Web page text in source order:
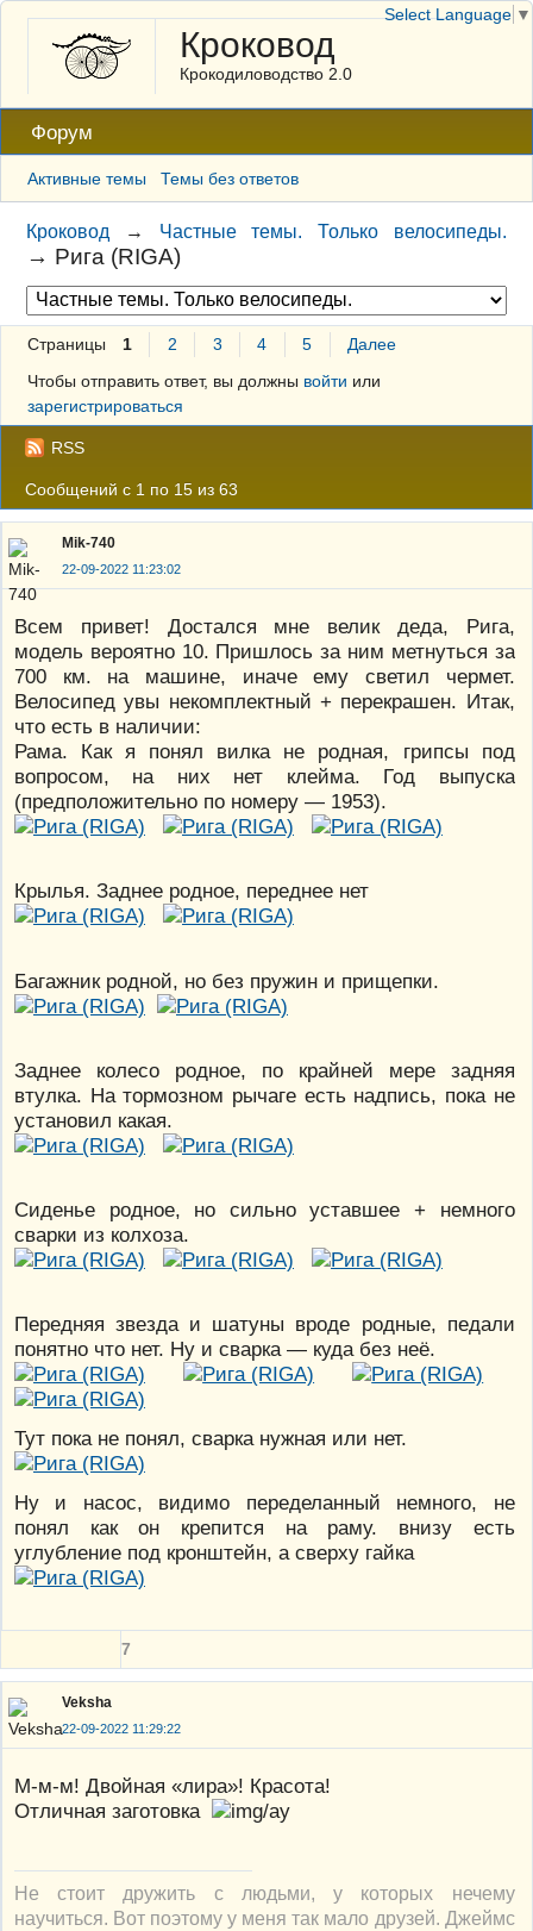
Кроковод
Крокодиловодство 2.0
Форум
Активные темы Темы без ответов
Кроковод → Частные темы. Только велосипеды.
→ Рига (RIGA)
Страницы 1 2 3 4 5
Далее
Чтобы отправить ответ, вы должны войти или
зарегистрироваться
RSS
Сообщений с 1 по 15 из 63
Mik-740
22-09-2022 11:23:02
Всем привет! Достался мне велик деда, Рига,
модель вероятно 10. Пришлось за ним метнуться за
700 км. на машине, иначе ему светил чермет.
Велосипед увы некомплектный + перекрашен. Итак,
что есть в наличии:
Рама. Как я понял вилка не родная, грипсы под
вопросом, на них нет клейма. Год выпуска
(предположительно по номеру — 1953).
Крылья. Заднее родное, переднее нет
Багажник родной, но без пружин и прищепки.
Заднее колесо родное, по крайней мере задняя
втулка. На тормозном рычаге есть надпись, пока не
установил какая.
Сиденье родное, но сильно уставшее + немного
сварки из колхоза.
Передняя звезда и шатуны вроде родные, педали
понятно что нет. Ну и сварка — куда без неё.
Тут пока не понял, сварка нужная или нет.
Ну и насос, видимо переделанный немного, не
понял как он крепится на раму. внизу есть
углубление под кронштейн, а сверху гайка
7
Veksha
22-09-2022 11:29:22
М-м-м! Двойная «лира»! Красота!
Отличная заготовка
Не стоит дружить с людьми, у которых нечему
научиться. Вот поэтому у меня так мало друзей. Джеймс
Select Language ▼